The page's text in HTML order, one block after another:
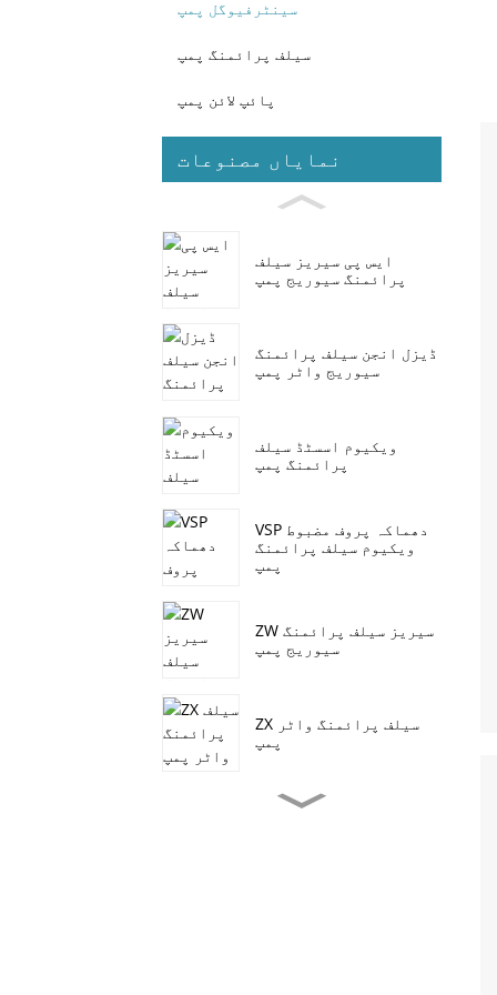
سینٹرفیوگل پمپ
سیلف پرائمنگ پمپ
پائپ لائن پمپ
نمایاں مصنوعات
ایس پی سیریز سیلف
پرائمنگ سیوریج پمپ
ڈیزل انجن سیلف پرائمنگ
سیوریج واٹر پمپ
ویکیوم اسسٹڈ سیلف
پرائمنگ پمپ
VSP دھماکہ پروف مضبوط
ویکیوم سیلف پرائمنگ
پمپ
ZW سیریز سیلف پرائمنگ
سیوریج پمپ
ZX سیلف پرائمنگ واٹر
پمپ
جے سیریز سیلف پرائمنگ